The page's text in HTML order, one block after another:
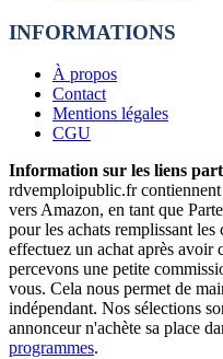
INFORMATIONS
À propos
Contact
Mentions légales
CGU
Information sur les liens
rdvemploipublic.fr
vers Amazon, en tant que
pour les achats remplissant
effectuez un achat après avoir
percevons une petite
vous. Cela nous permet de
indépendant. Nos sélections
annonceur n'achète sa place
programmes.